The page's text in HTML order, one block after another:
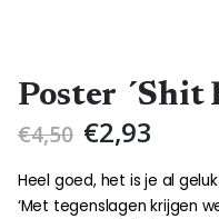
Poster ´Shit
€4,50
prijs
was:
€4,50.
€2,93
is:
Heel goed, het is je al
‘Met tegenslagen krijgen